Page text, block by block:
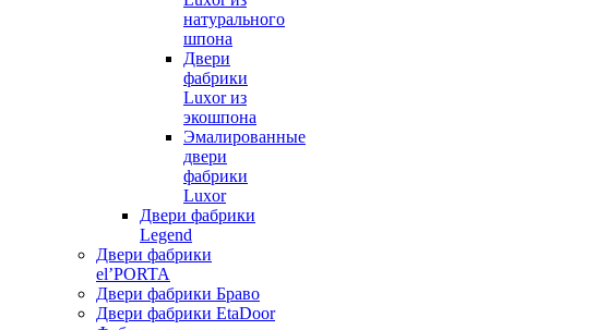
натурального
шпона
Двери
фабрики
Luxor из
экошпона
Эмалированные
двери
фабрики
Luxor
Двери фабрики
Legend
Двери фабрики
el’PORTA
Двери фабрики Браво
Двери фабрики EtaDoor